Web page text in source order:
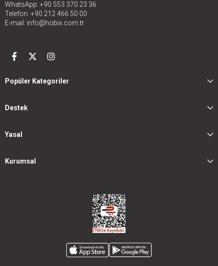
WhatsApp: +90 553 370 23 36
Telefon: +90 212 466 50 00
E-mail: info@hobix.com.tr
Popüler Kategoriler
Destek
Yasal
Kurumsal